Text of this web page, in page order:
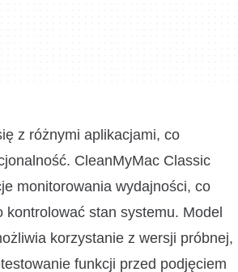
z różnymi aplikacjami, co
CleanMyMac Classic
monitorowania wydajności, co
kontrolować stan systemu. Model
korzystanie z wersji próbnej,
funkcji przed podjęciem